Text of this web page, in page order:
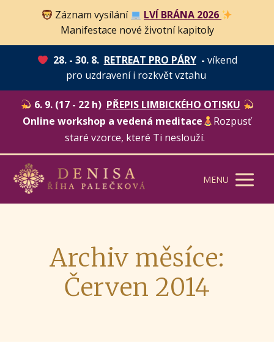
Záznam vysílání
LVÍ BRÁNA 2026
Manifestace nové životní kapitoly
28. - 30. 8. RETREAT PRO PÁRY- víkend
pro uzdravení i rozkvět vztahu
6. 9. (17 - 22 h) PŘEPIS LIMBICKÉHO OTISKU
Online workshop a vedená meditace
Rozpusť
staré vzorce, které Ti neslouží.
MENU
Archiv měsíce:
Červen 2014